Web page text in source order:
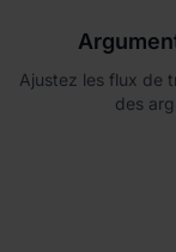
Ajustez les flux de
des